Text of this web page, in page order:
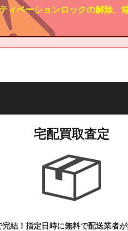
ィベーションロックの解除、
宅配買取査定
完結！指定日時に無料で配送業者